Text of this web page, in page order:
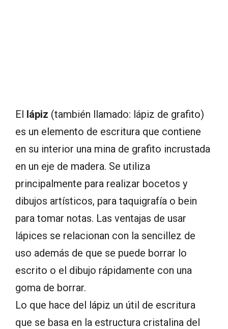
El lápiz (también llamado: lápiz de grafito)
es un elemento de escritura que contiene
en su interior una mina de grafito incrustada
en un eje de madera. Se utiliza
principalmente para realizar bocetos y
dibujos artísticos, para taquigrafía o bein
para tomar notas. Las ventajas de usar
lápices se relacionan con la sencillez de
uso además de que se puede borrar lo
escrito o el dibujo rápidamente con una
goma de borrar.
Lo que hace del lápiz un útil de escritura
que se basa en la estructura cristalina del